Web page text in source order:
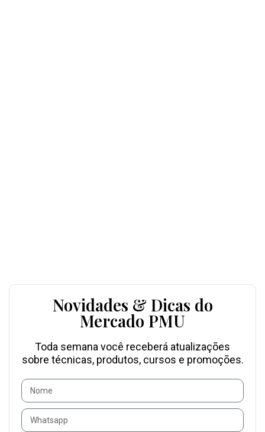
Novidades & Dicas do
Mercado PMU
Toda semana você receberá atualizações
sobre técnicas, produtos, cursos e promoções.